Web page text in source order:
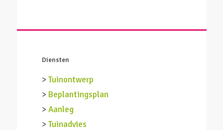
Diensten
>Tuinontwerp
> Beplantingsplan
>Aanleg
>Tuinadvies